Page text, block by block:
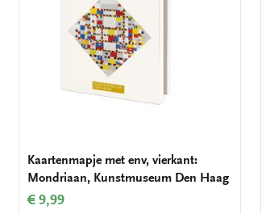
Kaartenmapje met env, vierkant:
Mondriaan, Kunstmuseum Den Haag
€ 9,99